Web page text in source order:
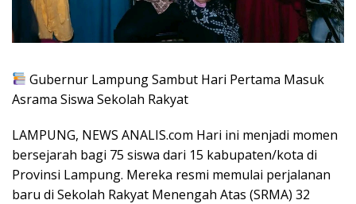
Gubernur Lampung Sambut Hari Pertama Masuk
Asrama Siswa Sekolah Rakyat
LAMPUNG, NEWS ANALIS.com Hari ini menjadi momen
bersejarah bagi 75 siswa dari 15 kabupaten/kota di
Provinsi Lampung. Mereka resmi memulai perjalanan
baru di Sekolah Rakyat Menengah Atas (SRMA) 32